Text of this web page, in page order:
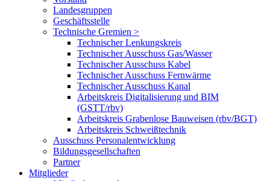
Landesgruppen
Geschäftsstelle
Technische Gremien >
Technischer Lenkungskreis
Technischer Ausschuss Gas/Wasser
Technischer Ausschuss Kabel
Technischer Ausschuss Fernwärme
Technischer Ausschuss Kanal
Arbeitskreis Digitalisierung und BIM
(GSTT/rbv)
Arbeitskreis Grabenlose Bauweisen (rbv/BGT)
Arbeitskreis Schweißtechnik
Ausschuss Personalentwicklung
Bildungsgesellschaften
Partner
Mitglieder